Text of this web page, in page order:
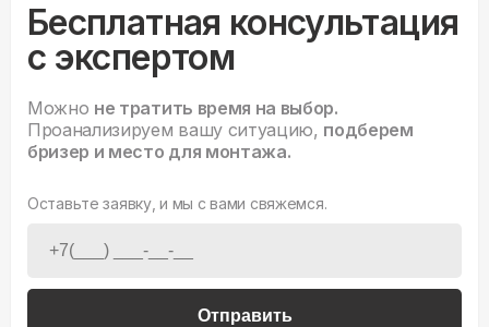
Бесплатная консультация
с экспертом
Можно не тратить время на выбор.
Проанализируем вашу ситуацию, подберем
бризер и место для монтажа.
Оставьте заявку, и мы с вами свяжемся.
Отправить